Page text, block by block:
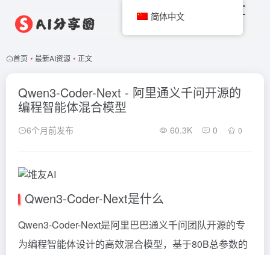
首页 • 最新AI资源 • 正文
Qwen3-Coder-Next - 阿里通义千问开源的
编程智能体混合模型
6个月前发布 60.3K 0 0
Qwen3-Coder-Next是什么
Qwen3-Coder-Next是阿里巴巴通义千问团队开源的专
为编程智能体设计的高效混合模型，基于80B总参数的
简体中文